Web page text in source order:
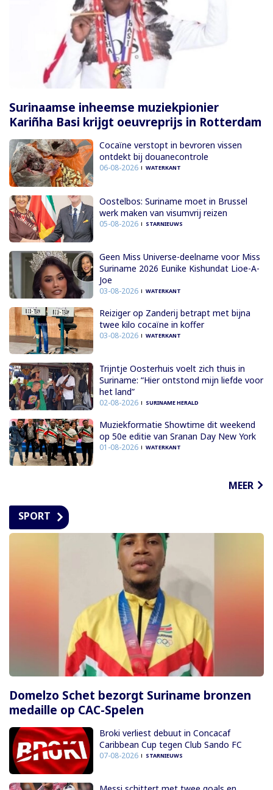
Surinaamse inheemse muziekpionier
Kariñha Basi krijgt oeuvreprijs in Rotterdam
Cocaïne verstopt in bevroren vissen
ontdekt bij douanecontrole
06-08-2026 WATERKANT
Oostelbos: Suriname moet in Brussel
werk maken van visumvrij reizen
05-08-2026 STARNIEUWS
Geen Miss Universe-deelname voor Miss
Suriname 2026 Eunike Kishundat Lioe-A-
Joe
03-08-2026 WATERKANT
Reiziger op Zanderij betrapt met bijna
twee kilo cocaïne in koffer
03-08-2026 WATERKANT
Trijntje Oosterhuis voelt zich thuis in
Suriname: “Hier ontstond mijn liefde voor
het land”
02-08-2026 SURINAME HERALD
Muziekformatie Showtime dit weekend
op 50e editie van Sranan Day New York
01-08-2026 WATERKANT
MEER
SPORT
Domelzo Schet bezorgt Suriname bronzen
medaille op CAC-Spelen
Broki verliest debuut in Concacaf
Caribbean Cup tegen Club Sando FC
07-08-2026 STARNIEUWS